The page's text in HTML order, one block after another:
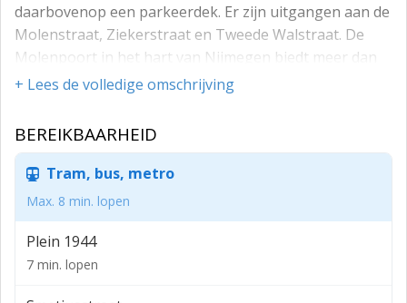
daarbovenop een parkeerdek. Er zijn uitgangen aan de
Molenstraat, Ziekerstraat en Tweede Walstraat. De
Molenpoort in het hart van Nijmegen biedt meer dan
55 winkels onder één dak. Zeer makkelijk toegankelijk
en gezellige plek om het winkelen te beginnen, altijd
en van trendy damesmode tot alledaags keukengerei.
Oppervlakte:
Voor de verhuur worden enkele winkelruimten tijdelijk
te huur aangeboden. Momenteel zijn er units
beschikbaar met een verhuurbare vloeroppervlakte
+ Lees de volledige omschrijving
BEREIKBAARHEID
Tram, bus, metro
Max. 8 min. lopen
Plein 1944
7 min. lopen